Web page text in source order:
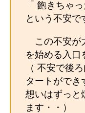
「 飽きちゃ
という不安で
この不安が
を始める入口
（ 不安で後
タートができ
想いはずっと
ます・・）